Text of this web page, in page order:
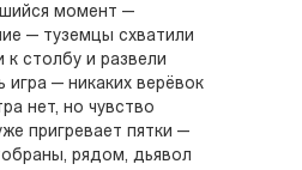
момент —
— туземцы схватили
к столбу и развели
игра — никаких верёвок
нет, но чувство
пригревает пятки —
рядом, дьявол